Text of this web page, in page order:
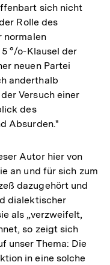
sich nicht
Rolle des
normalen
°/o-Klausel der
neuen Partei
anderthalb
Versuch einer
des
Absurden."
Autor hier von
an und für sich zum
dazugehört und
dialektischer
als „verzweifelt,
so zeigt sich
unser Thema: Die
in eine solche